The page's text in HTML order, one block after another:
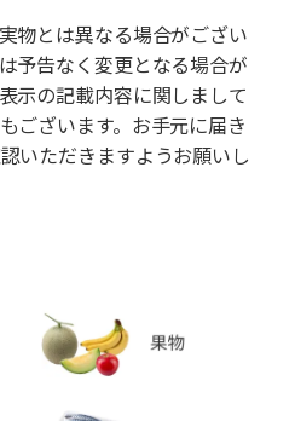
物とは異なる場合がござい
予告なく変更となる場合が
示の記載内容に関しまして
ございます。お手元に届き
いただきますようお願いし